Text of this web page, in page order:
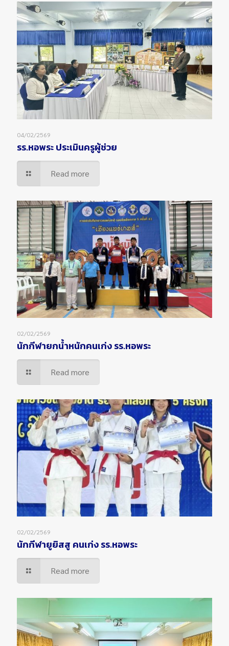
04/02/2569
รร.หอพระ ประเมินครูผู้ช่วย
Read more
02/02/2569
นักกีฬายกน้ำหนักคนเก่ง รร.หอพระ
Read more
02/02/2569
นักกีฬายูยิสสู คนเก่ง รร.หอพระ
Read more